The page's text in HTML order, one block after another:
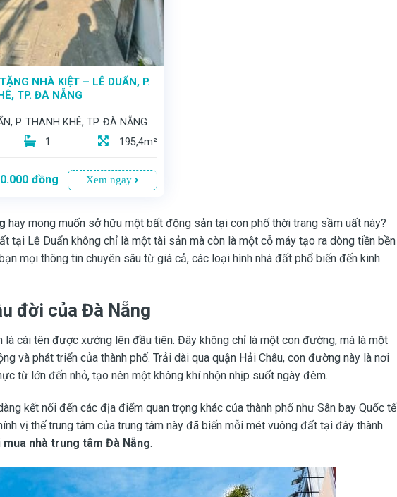
NHÀ KIỆT – LÊ DUẨN, P.
TP. ĐÀ NẴNG
P. THANH KHÊ, TP. ĐÀ NẴNG
1 195,4m²
đồng Xem ngay
hay mong muốn sở hữu một bất động sản tại con phố thời trang sầm uất này?
tại Lê Duẩn không chỉ là một tài sản mà còn là một cỗ máy tạo ra dòng tiền bền
mọi thông tin chuyên sâu từ giá cả, các loại hình nhà đất phổ biến đến kinh
đời của Đà Nẵng
là cái tên được xướng lên đầu tiên. Đây không chỉ là một con đường, mà là một
và phát triển của thành phố. Trải dài qua quận Hải Châu, con đường này là nơi
từ lớn đến nhỏ, tạo nên một không khí nhộn nhịp suốt ngày đêm.
kết nối đến các địa điểm quan trọng khác của thành phố như Sân bay Quốc tế
vị thế trung tâm của trung tâm này đã biến mỗi mét vuông đất tại đây thành
mua nhà trung tâm Đà Nẵng.